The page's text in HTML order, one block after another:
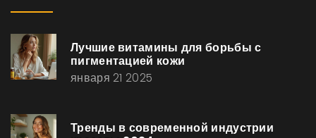
Лучшие витамины для борьбы с
пигментацией кожи
января 21 2025
Тренды в современной индустрии